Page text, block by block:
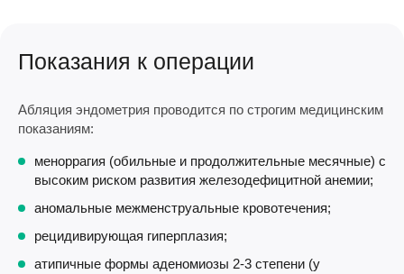
Показания к операции
Абляция эндометрия проводится по строгим медицинским
показаниям:
меноррагия (обильные и продолжительные месячные) с
высоким риском развития железодефицитной анемии;
аномальные межменструальные кровотечения;
рецидивирующая гиперплазия;
атипичные формы аденомиозы 2-3 степени (у